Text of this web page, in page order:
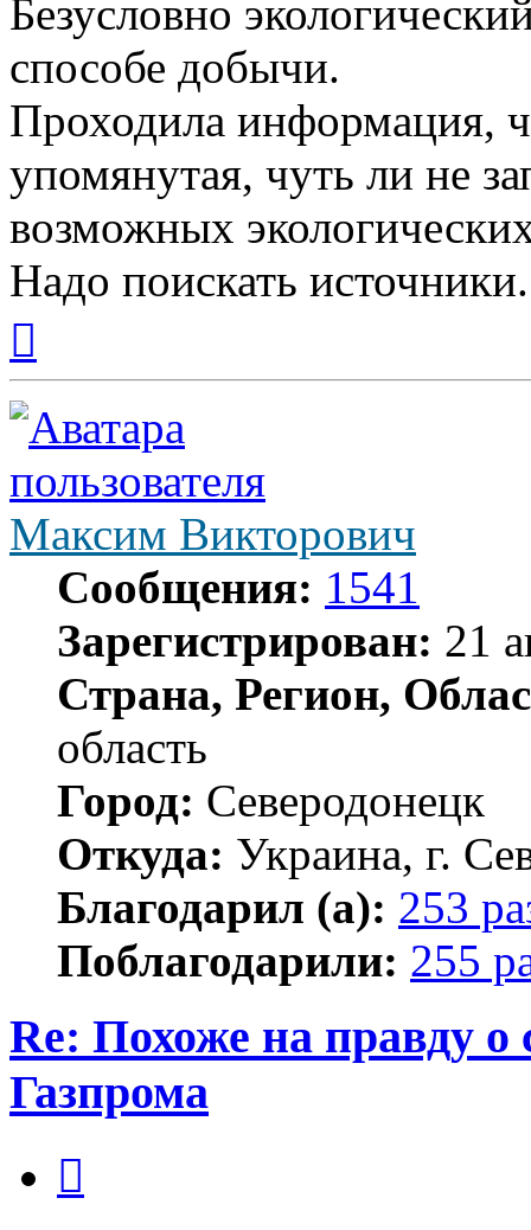
Безусловно
способе добычи.
Проходила информация,
упомянутая, чуть ли не
возможных
Надо поискать источники.
началу
Максим Викторович
Сообщения: 1541
Зарегистрирован: 21
Страна, Регион,
область
Город: Северодонецк
Откуда: Украина, г.
Благодарил (а): 253
Поблагодарили: 255
Re: Похоже на правду о
Газпрома